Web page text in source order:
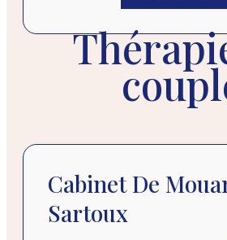
Cabinet De
Sartoux